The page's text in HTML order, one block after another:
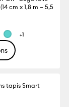
cm x 1,8 m – 5,5
+1
tapis Smart